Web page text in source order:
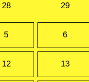
28 29
5 6
12 13